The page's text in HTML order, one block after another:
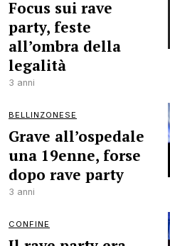
Focus sui rave
party, feste
all’ombra della
legalità
3 anni
BELLINZONESE
Grave all’ospedale
una 19enne, forse
dopo rave party
3 anni
CONFINE